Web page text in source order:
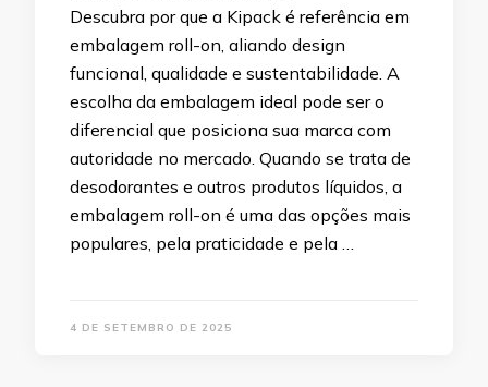
Descubra por que a Kipack é referência em
embalagem roll-on, aliando design
funcional, qualidade e sustentabilidade. A
escolha da embalagem ideal pode ser o
diferencial que posiciona sua marca com
autoridade no mercado. Quando se trata de
desodorantes e outros produtos líquidos, a
embalagem roll-on é uma das opções mais
populares, pela praticidade e pela …
4 DE SETEMBRO DE 2025